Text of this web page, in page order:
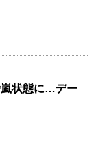
状態に…デー